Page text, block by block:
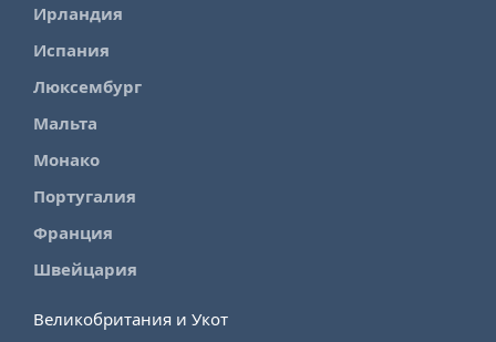
Ирландия
Испания
Люксембург
Мальта
Монако
Португалия
Франция
Швейцария
Великобритания и Укот